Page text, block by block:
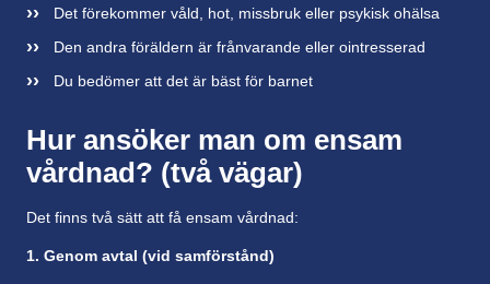
Det förekommer våld, hot, missbruk eller psykisk ohälsa
Den andra föräldern är frånvarande eller ointresserad
Du bedömer att det är bäst för barnet
Hur ansöker man om ensam
vårdnad? (två vägar)
Det finns två sätt att få ensam vårdnad:
1. Genom avtal (vid samförstånd)